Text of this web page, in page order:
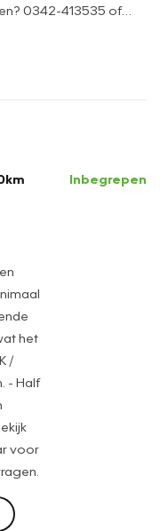
0342-413535 of
het
/
- Half
voor
Inbegrepen